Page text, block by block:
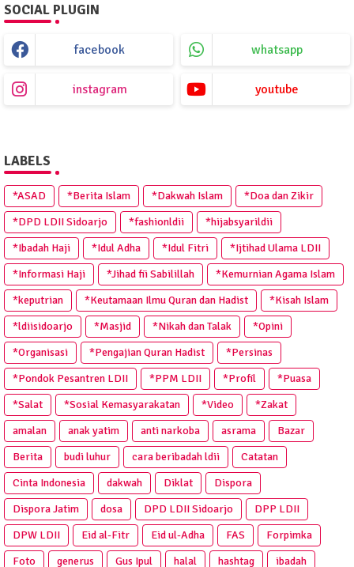
SOCIAL PLUGIN
facebook whatsapp
instagram youtube
LABELS
*ASAD *Berita Islam *Dakwah Islam
*Doa dan Zikir
*DPD LDII Sidoarjo
*fashionldii
*hijabsyarildii
*Ibadah Haji
*Idul Adha *Idul Fitri
*Ijtihad Ulama LDII
*Informasi Haji
*Jihad fii Sabilillah
*Kemurnian Agama Islam
*keputrian
*Keutamaan Ilmu Quran dan Hadist
*Kisah Islam
*ldiisidoarjo
*Masjid *Nikah dan Talak
*Opini
*Organisasi
*Pengajian Quran Hadist
*Persinas
*Pondok Pesantren LDII
*PPM LDII *Profil
*Puasa
*Salat
*Sosial Kemasyarakatan *Video
*Zakat
amalan
anak yatim anti narkoba asrama
Bazar
Berita
budi luhur cara beribadah ldii
Catatan
Cinta Indonesia
dakwah Diklat
Dispora
Dispora Jatim
dosa DPD LDII Sidoarjo
DPP LDII
DPW LDII
Eid al-Fitr Eid ul-Adha FAS
Forpimka
Foto
generus Gus Ipul halal hashtag ibadah